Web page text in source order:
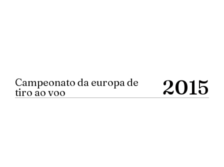
Campeonato da europa de
tiro ao voo
2015